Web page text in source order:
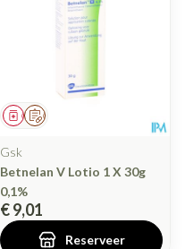
Op voorschrift
Geneesmiddel
Gsk
Betnelan V Lotio 1 X 30g
0,1%
€ 9,01
Reserveer